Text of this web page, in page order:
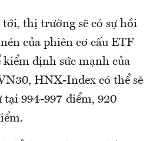
thị trường sẽ có sự hồi
của phiên cơ cấu ETF
kiểm định sức mạnh của
HNX-Index có thể sẽ
994-997 điểm, 920